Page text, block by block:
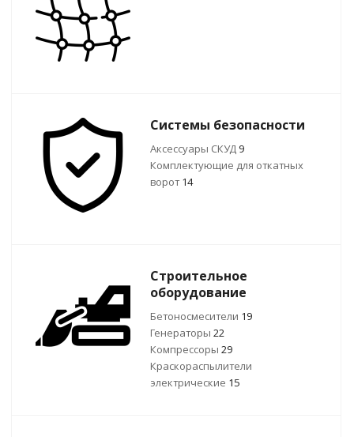
Системы безопасности
Аксессуары СКУД 9
Комплектующие для откатных
ворот14
Строительное
оборудование
Бетоносмесители 19
Генераторы 22
Компрессоры 29
Краскораспылители
электрические 15